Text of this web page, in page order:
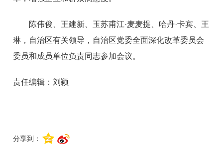
陈伟俊、王建新、玉苏甫江·麦麦提、哈丹·卡宾、王
琳，自治区有关领导，自治区党委全面深化改革委员会
委员和成员单位负责同志参加会议。
责任编辑：刘颖
分享到：